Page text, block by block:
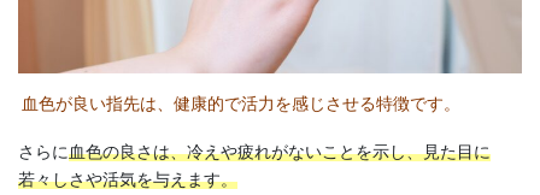
血色が良い指先は、健康的で活力を感じさせる特徴です。
さらに血色の良さは、冷えや疲れがないことを示し、見た目に
若々しさや活気を与えます。